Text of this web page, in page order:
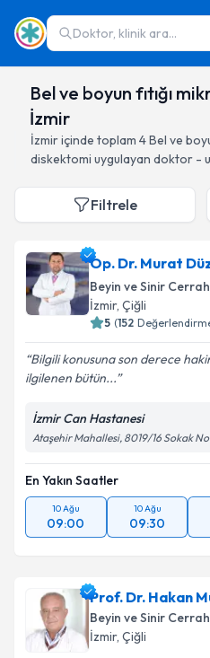
Doktor, klinik ara...
Bel ve boyun fıtığı
İzmir
İzmiriçinde toplam 4Bel ve
diskektomi uygulayan doktor -
Filtrele
Op. Dr. Murat
Beyin ve Sinir
İzmir, Çiğli
5 (152
Bilgili konusuna son derece
ilgilenen bütün...
İzmir Can Hastanesi
Ataşehir Mahallesi, 8019/16 Sokak
En Yakın Saatler
10 Ağu
09:00
10 Ağu
09:30
Prof. Dr. Hakan
Beyin ve Sinir
İzmir, Çiğli